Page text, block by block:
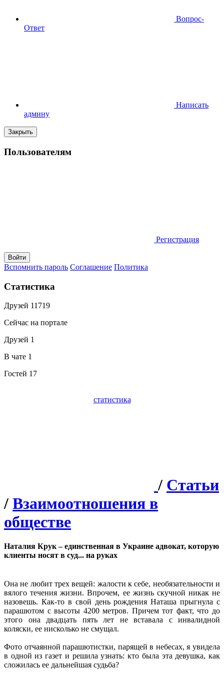
Вопрос-
Ответ
Написать
админу
Закрыть
Пользователям
Регистрация
Вспомнить пароль Соглашение Политика
Статистика
Друзей 11719
Сейчас на портале
Друзей 1
В чате 1
Гостей 17
статистика
/ Статьи
/ Взаимоотношения в
обществе
Наталия Крук – единственная в Украине адвокат, которую
клиенты носят в суд... на руках
Она не любит трех вещей: жалости к себе, необязательности и
вялого течения жизни. Впрочем, ее жизнь скучной никак не
назовешь. Как-то в свой день рождения Наташа прыгнула с
парашютом с высоты 4200 метров. Причем тот факт, что до
этого она двадцать пять лет не вставала с инвалидной
коляски, ее нисколько не смущал.
Фото отчаянной парашютистки, парящей в небесах, я увидела
в одной из газет и решила узнать: кто была эта девушка, как
сложилась ее дальнейшая судьба?